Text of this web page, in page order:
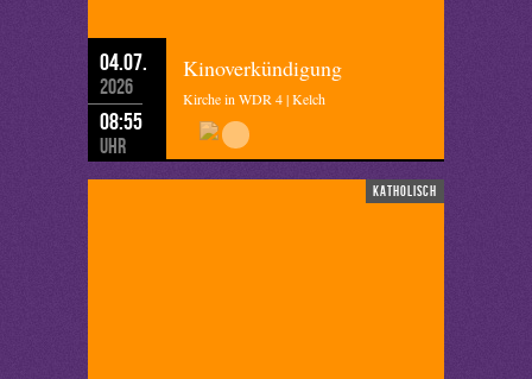
04.07.
2026
08:55
Uhr
Kinoverkündigung
Kirche in WDR 4 | Kelch
katholisch